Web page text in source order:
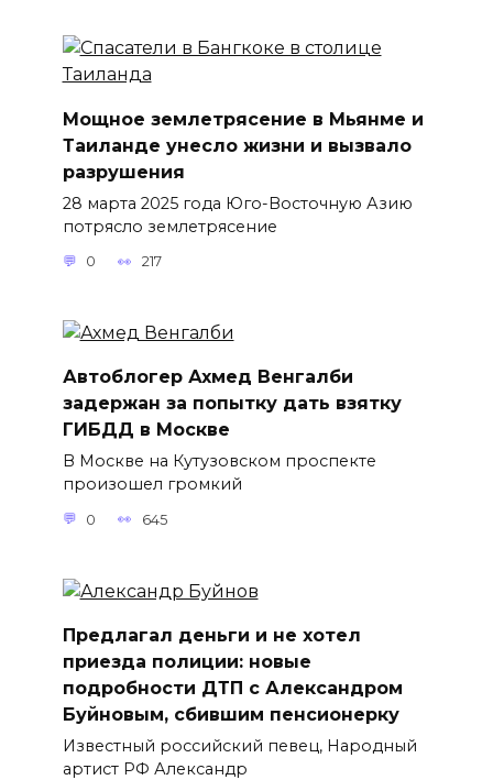
Мощное землетрясение в Мьянме и
Таиланде унесло жизни и вызвало
разрушения
28 марта 2025 года Юго-Восточную Азию
потрясло землетрясение
0 217
Автоблогер Ахмед Венгалби
задержан за попытку дать взятку
ГИБДД в Москве
В Москве на Кутузовском проспекте
произошел громкий
0 645
Предлагал деньги и не хотел
приезда полиции: новые
подробности ДТП с Александром
Буйновым, сбившим пенсионерку
Известный российский певец, Народный
артист РФ Александр